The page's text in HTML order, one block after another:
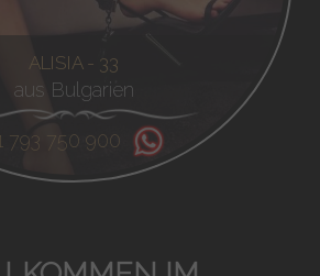
ALISIA - 33
aus Bulgarien
793 750 900